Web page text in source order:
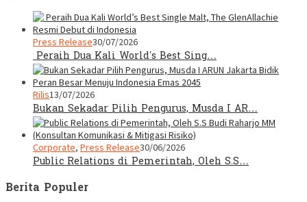
Press Release30/07/2026
Peraih Dua Kali World’s Best Sing…
Rilis13/07/2026
Bukan Sekadar Pilih Pengurus, Musda I AR…
Corporate, Press Release30/06/2026
Public Relations di Pemerintah, Oleh S.S…
Berita Populer